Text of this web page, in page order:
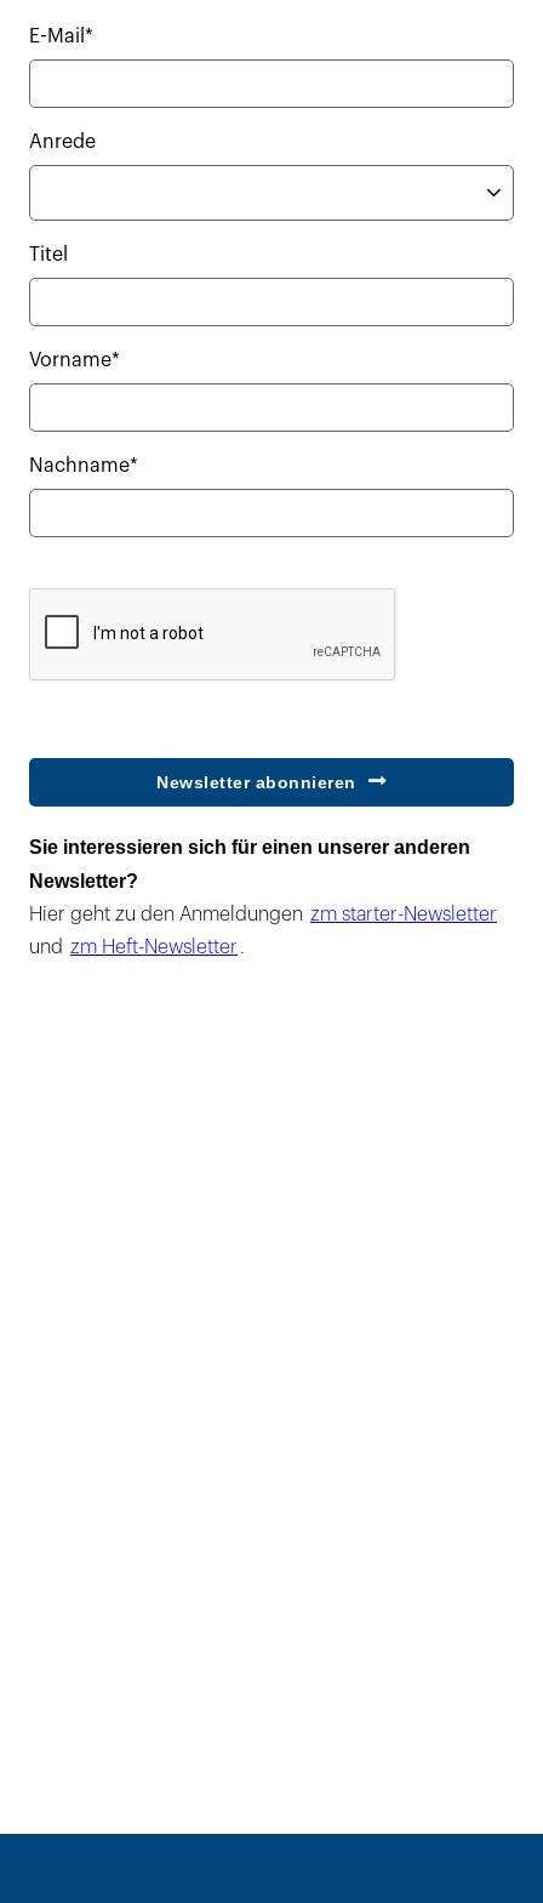
E-Mail*
Anrede
Titel
Vorname*
Nachname*
Newsletter abonnieren
Sie interessieren sich für einen unserer anderen
Newsletter?
Hier geht zu den Anmeldungen zm starter-Newsletter
und zm Heft-Newsletter .